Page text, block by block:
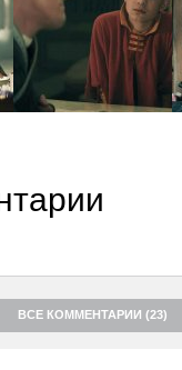
ВСЕ КОММЕНТАРИИ (23)